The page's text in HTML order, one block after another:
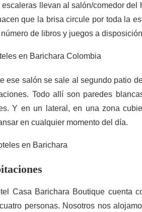
escaleras llevan al salón/comedor
que la brisa circule por toda la
número de libros y juegos a
ese salón se sale al segundo patio
Todo allí son paredes
Y en un lateral, en una zona
en cualquier momento del día.
Casa Barichara Boutique cuenta
personas. Nosotros nos